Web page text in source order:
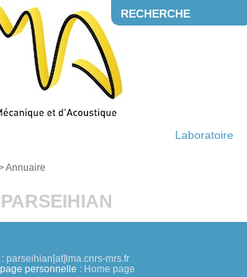
RECHERCHE
Laboratoire
Annuaire
: parseihian[at]lma.cnrs-mrs.fr
personnelle : Home page